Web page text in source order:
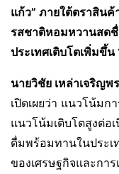
แก้ว” ภายใต้ตราสิน
รสชาติหอมหวานสดชื่
ประเทศเติบโตเพิ่มขึ้น
นายวิชัย เหล่าเจริญพ
เปิดเผยว่า แนวโน้ม
แนวโน้มเติบโตสูงต่อ
ดื่มพร้อมทานในประ
ของเศรษฐกิจและกา